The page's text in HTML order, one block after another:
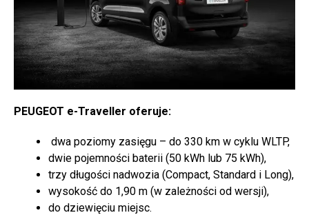
PEUGEOT e-Traveller oferuje:
dwa poziomy zasięgu – do 330 km w cyklu WLTP,
dwie pojemności baterii (50 kWh lub 75 kWh),
trzy długości nadwozia (Compact, Standard i Long),
wysokość do 1,90 m (w zależności od wersji),
do dziewięciu miejsc.